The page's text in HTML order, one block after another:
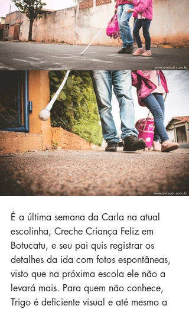
É a última semana da Carla na atual
escolinha, Creche Criança Feliz em
Botucatu, e seu pai quis registrar os
detalhes da ida com fotos espontâneas,
visto que na próxima escola ele não a
levará mais. Para quem não conhece,
Trigo é deficiente visual e até mesmo a